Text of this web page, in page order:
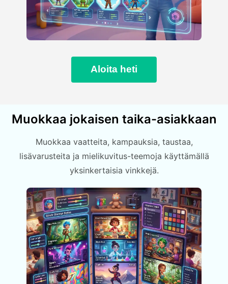
Aloita heti
Muokkaa jokaisen taika-asiakkaan
Muokkaa vaatteita, kampauksia, taustaa,
lisävarusteita ja mielikuvitus-teemoja käyttämällä
yksinkertaisia vinkkejä.